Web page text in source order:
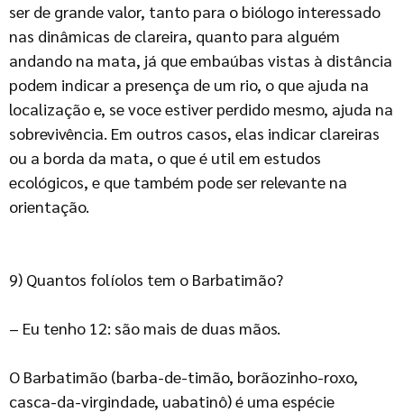
ser de grande valor, tanto para o biólogo interessado
nas dinâmicas de clareira, quanto para alguém
andando na mata, já que embaúbas vistas à distância
podem indicar a presença de um rio, o que ajuda na
localização e, se voce estiver perdido mesmo, ajuda na
sobrevivência. Em outros casos, elas indicar clareiras
ou a borda da mata, o que é util em estudos
ecológicos, e que também pode ser relevante na
orientação.
9) Quantos folíolos tem o Barbatimão?
– Eu tenho 12: são mais de duas mãos.
O Barbatimão (barba-de-timão, borãozinho-roxo,
casca-da-virgindade, uabatinô) é uma espécie